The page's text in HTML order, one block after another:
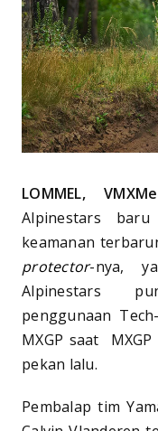
LOMMEL,
Alpinestars
keamanan
protector-nya,
Alpinestars
penggunaan
MXGP saat
pekan lalu.
Pembalap tim